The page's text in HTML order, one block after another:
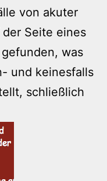
von akuter
Seite eines
was
und keinesfalls
schließlich